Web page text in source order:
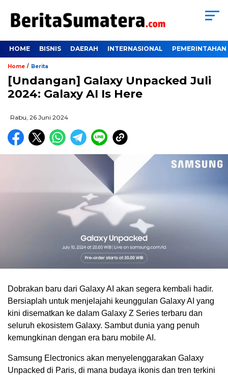
HOME BISNIS DAERAH INTERNASIONAL PEMERINTAHAN
Home / Berita
[Undangan] Galaxy Unpacked Juli
2024: Galaxy AI Is Here
Rabu, 26 Juni 2024
Dobrakan baru dari Galaxy AI akan segera kembali hadir.
Bersiaplah untuk menjelajahi keunggulan Galaxy AI yang
kini disematkan ke dalam Galaxy Z Series terbaru dan
seluruh ekosistem Galaxy. Sambut dunia yang penuh
kemungkinan dengan era baru mobile AI.
Samsung Electronics akan menyelenggarakan Galaxy
Unpacked di Paris, di mana budaya ikonis dan tren terkini